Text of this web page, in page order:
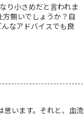
り小さめだと言われま
無いでしょうか？自
なアドバイスでも良
思います。それと、血流